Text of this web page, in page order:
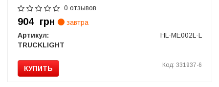
0 отзывов
904 грн
завтра
Артикул:
HL-ME002L-L
TRUCKLIGHT
КУПИТЬ Код: 331937-6